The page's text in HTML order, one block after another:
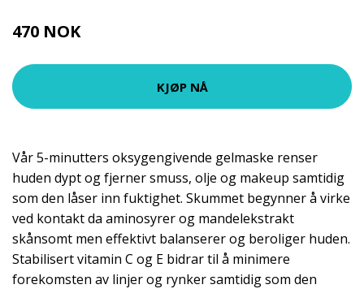
470 NOK
KJØP NÅ
Vår 5-minutters oksygengivende gelmaske renser
huden dypt og fjerner smuss, olje og makeup samtidig
som den låser inn fuktighet. Skummet begynner å virke
ved kontakt da aminosyrer og mandelekstrakt
skånsomt men effektivt balanserer og beroliger huden.
Stabilisert vitamin C og E bidrar til å minimere
forekomsten av linjer og rynker samtidig som den